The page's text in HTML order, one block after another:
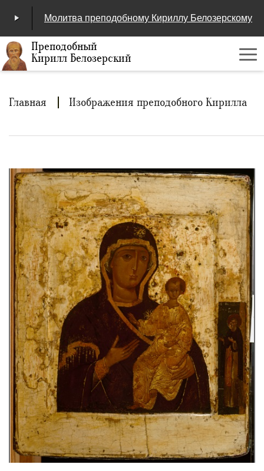
00:00 04:25
Молитва преподобному Кириллу Белозерскому
Преподобный
Кирилл Белозерский
Строка
навигации
Главная Изображения преподобного Кирилла